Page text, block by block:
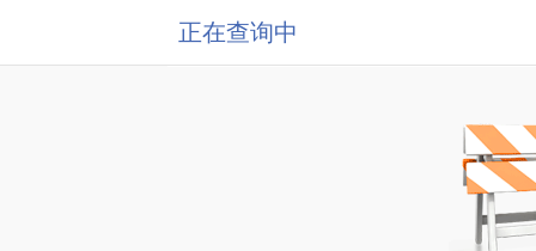
正在查询中